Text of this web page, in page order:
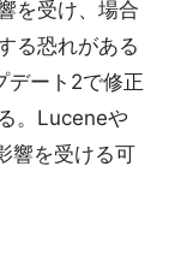
を受け、場合
る恐れがある
デート2で修正
。Luceneや
響を受ける可